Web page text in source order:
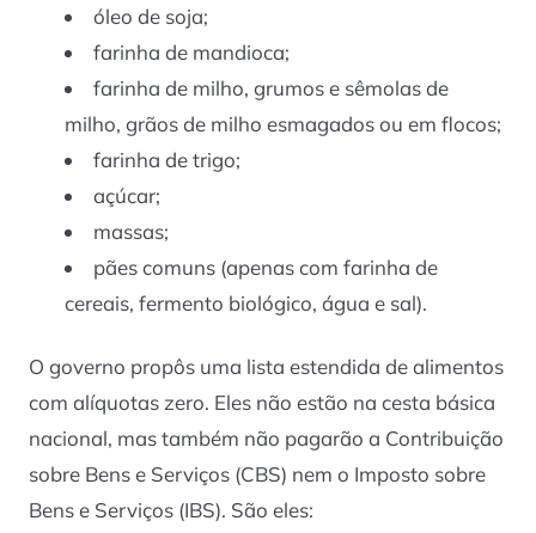
óleo de soja;
farinha de mandioca;
farinha de milho, grumos e sêmolas de
milho, grãos de milho esmagados ou em flocos;
farinha de trigo;
açúcar;
massas;
pães comuns (apenas com farinha de
cereais, fermento biológico, água e sal).
O governo propôs uma lista estendida de alimentos
com alíquotas zero. Eles não estão na cesta básica
nacional, mas também não pagarão a Contribuição
sobre Bens e Serviços (CBS) nem o Imposto sobre
Bens e Serviços (IBS). São eles: